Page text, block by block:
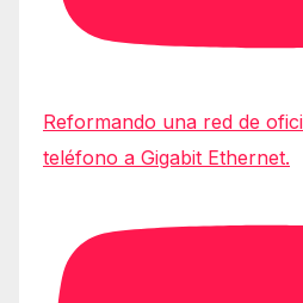
Reformando una red de
teléfono a Gigabit Ethernet.